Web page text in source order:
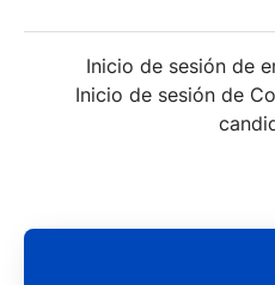
Inicio de sesión de
Inicio de sesión de